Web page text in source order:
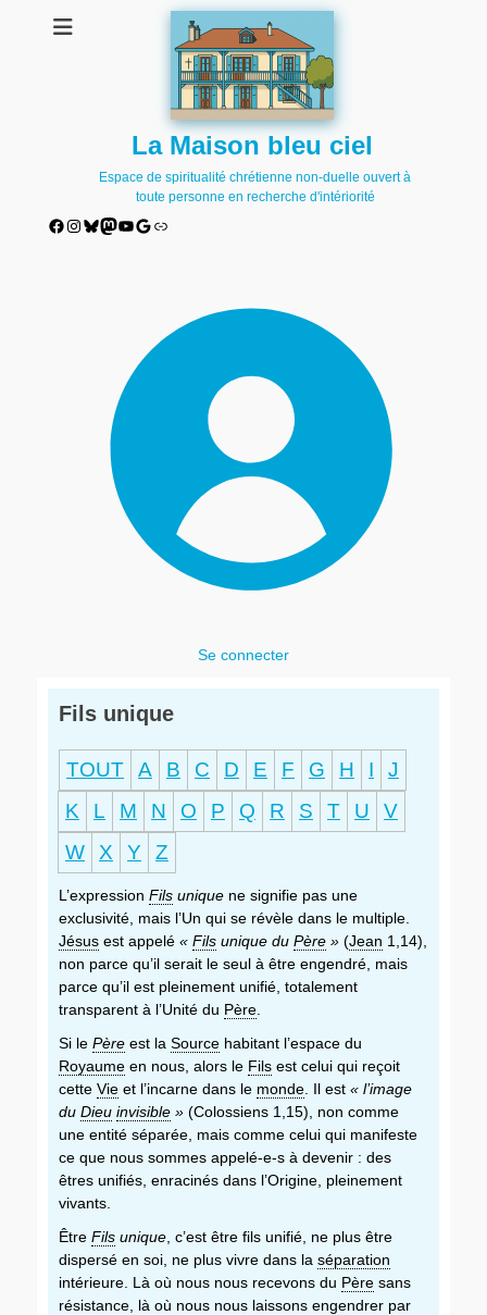
La Maison bleu ciel
Espace de spiritualité chrétienne non-duelle ouvert à
toute personne en recherche d'intériorité
Facebook
Instagram
Bluesky
Mastodon
YouTube
Google
Lien
Se connecter
Fils unique
TOUT A B C D E F G H I
J
K
L M N O P Q R S T U
V
W
X Y Z
L’expression Fils unique ne signifie pas une
exclusivité, mais l’Un qui se révèle dans le multiple.
Jésus est appelé « Fils unique du Père » (Jean 1,14),
non parce qu’il serait le seul à être engendré, mais
parce qu’il est pleinement unifié, totalement
transparent à l’Unité du Père
Si le Père est la Source habitant l’espace du
Royaume en nous, alors le Fils est celui qui reçoit
cette Vie et l’incarne dans le monde . Il est « l’image
du Dieu invisible » (Colossiens 1,15), non comme
une entité séparée, mais comme celui qui manifeste
ce que nous sommes appelé-e-s à devenir : des
êtres unifiés, enracinés dans l’Origine, pleinement
vivants.
Être Fils unique , c’est être fils unifié, ne plus être
dispersé en soi, ne plus vivre dans la séparation
intérieure. Là où nous nous recevons du Père sans
résistance, là où nous nous laissons engendrer par